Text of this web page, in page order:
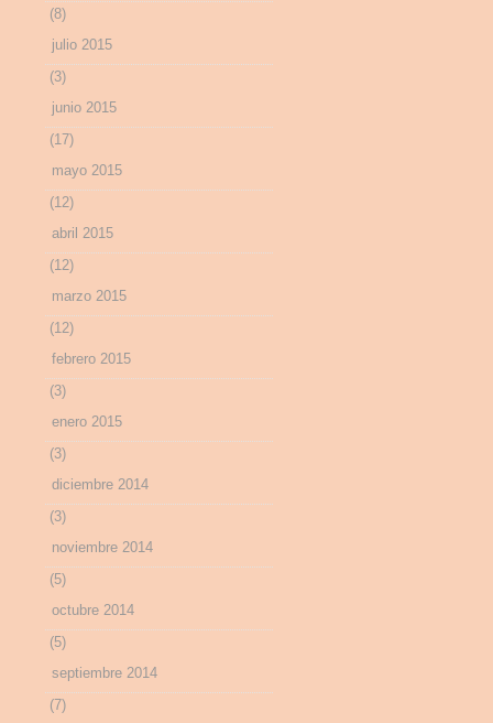
(8)
julio 2015
(3)
junio 2015
(17)
mayo 2015
(12)
abril 2015
(12)
marzo 2015
(12)
febrero 2015
(3)
enero 2015
(3)
diciembre 2014
(3)
noviembre 2014
(5)
octubre 2014
(5)
septiembre 2014
(7)